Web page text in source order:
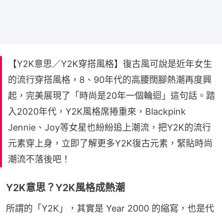
【Y2K意思／Y2K穿搭風格】復古風可說是近年女生
的流行穿搭風格，8、90年代的高腰闊腳熱潮再度興
起，完美展現了「時尚是20年一個輪迴」這句話。踏
入2020年代，Y2K風格席捲重來，Blackpink
Jennie、Joy等女星也紛紛追上潮流，把Y2K的流行
元素穿上身，立即了解更多Y2K復古元素，緊貼時尚
潮流不落後吧！
Y2K意思？Y2K風格成熱潮
所謂的「Y2K」，其實是 Year 2000 的縮寫，也是代